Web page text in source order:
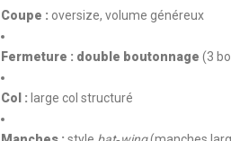
Coupe : oversize, volume généreux
Fermeture : double boutonnage (3
Col : large col structuré